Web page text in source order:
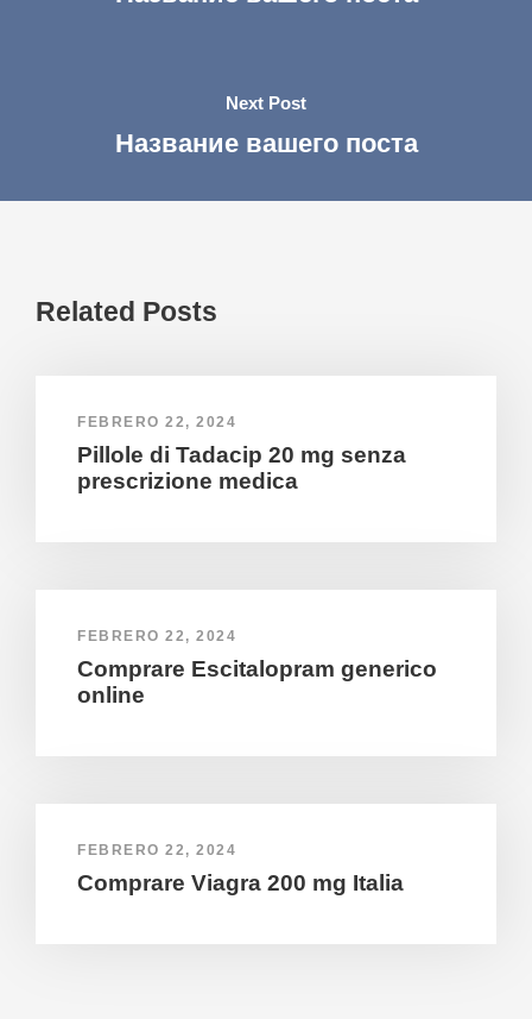
Next Post
Название вашего поста
Related Posts
FEBRERO 22, 2024
Pillole di Tadacip 20 mg senza
prescrizione medica
FEBRERO 22, 2024
Comprare Escitalopram generico
online
FEBRERO 22, 2024
Comprare Viagra 200 mg Italia